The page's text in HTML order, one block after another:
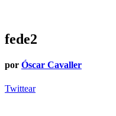
fede2
por Óscar Cavaller
Twittear